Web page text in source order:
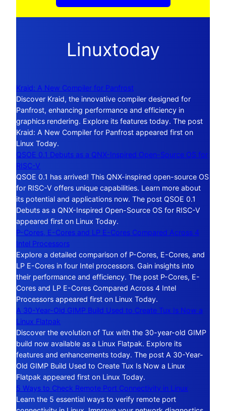
Linuxtoday
Kraid: A New Compiler for Panfrost
Discover Kraid, the innovative compiler designed for
Panfrost, enhancing performance and efficiency in
graphics rendering. Explore its features today. The post
Kraid: A New Compiler for Panfrost appeared first on
Linux Today.
QSOE 0.1 Debuts as a QNX-Inspired Open-Source OS for
RISC-V
QSOE 0.1 has arrived! This QNX-inspired open-source OS
for RISC-V offers unique capabilities. Learn more about
its potential and applications now. The post QSOE 0.1
Debuts as a QNX-Inspired Open-Source OS for RISC-V
appeared first on Linux Today.
P-Cores, E-Cores and LP E-Cores Compared Across 4
Intel Processors
Explore a detailed comparison of P-Cores, E-Cores, and
LP E-Cores in four Intel processors. Gain insights into
their performance and efficiency. The post P-Cores, E-
Cores and LP E-Cores Compared Across 4 Intel
Processors appeared first on Linux Today.
A 30-Year-Old GIMP Build Used to Create Tux Is Now a
Linux Flatpak
Discover the evolution of Tux with the 30-year-old GIMP
build now available as a Linux Flatpak. Explore its
features and enhancements today. The post A 30-Year-
Old GIMP Build Used to Create Tux Is Now a Linux
Flatpak appeared first on Linux Today.
5 Ways to Check Remote Port Connectivity in Linux
Learn the 5 essential ways to verify remote port